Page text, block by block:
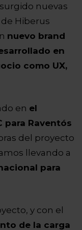
nuevas
Hiberus
nuevo brand
en
como UX,
en el
para Raventós
del proyecto
llevando a
para
y con el
de la carga